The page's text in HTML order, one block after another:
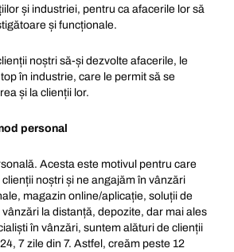
și industriei, pentru ca afacerile lor să
și funcționale.
noștri să-și dezvolte afacerile, le
în industrie, care le permit să se
și la clienții lor.
personal
Acesta este motivul pentru care
noștri și ne angajăm în vânzări
magazin online/aplicație, soluții de
la distanță, depozite, dar mai ales
în vânzări, suntem alături de clienții
7 zile din 7. Astfel, creăm peste 12